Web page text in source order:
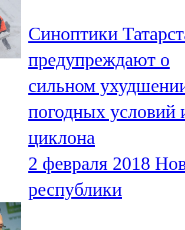
107,7 FM
Чистай
103,0 FM
Чүпрәле
91,0 FM
Шәмәрдән
102,3 FM
Синоптики
предупреждают о
сильном
погодных условий
циклона
2 февраля 2018
республики